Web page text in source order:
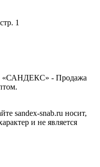
1
«САНДЕКС» - Продажа
sandex-snab.ru носит,
и не является